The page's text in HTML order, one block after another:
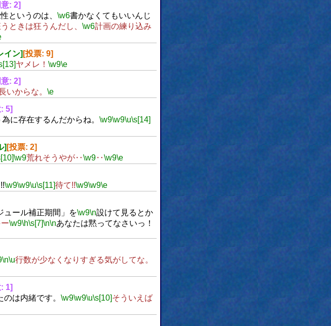
意: 2]
というのは、 \w6書かなくてもいいんじ
ときは狂うんだし、 \w6計画の練り込み
イン] [投票: 9]
ヤメレ！ \w9\e
意: 2]
いからな。 \e
5]
に存在するんだからね。 \w9\w9\u\s[14]
] [投票: 2]
\w9荒れそうやが‥\w9‥\w9\e
\w9\w9\u\s[11]待て!!\w9\w9\e
ュール補正期間」を\w9\n設けて見るとか
\w9\h\s[7]\n\nあなたは黙ってなさいっ！
\n\u行数が少なくなりすぎる気がしてな。
1]
は内緒です。 \w9\w9\u\s[10] そういえば